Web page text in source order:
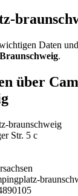
Daten
Braunschweig.
über
braunschweig
Str. 5 c